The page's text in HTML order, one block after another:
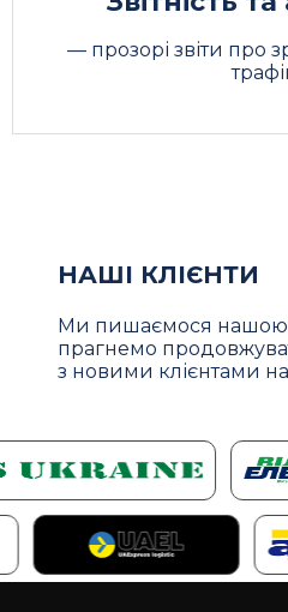
— прозорі звіти про
НАШІ КЛІЄНТИ
Ми пишаємося нашою
прагнемо
з новими клієнтами на
Виберіть послугу
Виберіть термін